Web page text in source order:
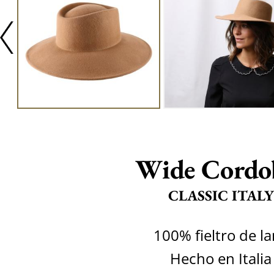
Wide
CLASSIC ITALY
100% fieltro de
Hecho en Italia